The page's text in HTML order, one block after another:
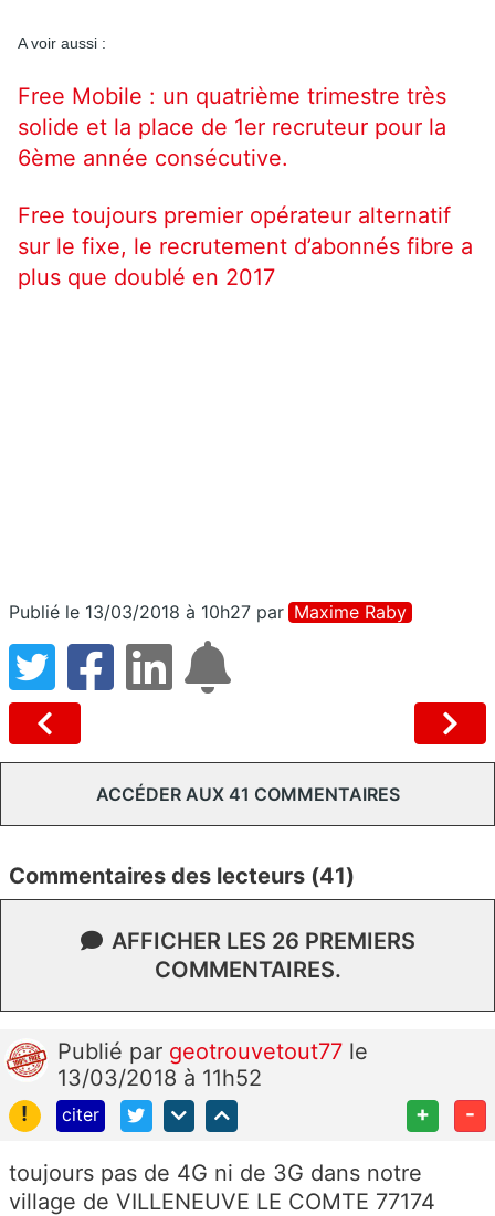
A voir aussi :
Free Mobile : un quatrième trimestre très
solide et la place de 1er recruteur pour la
6ème année consécutive.
Free toujours premier opérateur alternatif
sur le fixe, le recrutement d’abonnés fibre a
plus que doublé en 2017
Publié le 13/03/2018 à 10h27 par Maxime Raby
ACCÉDER AUX 41 COMMENTAIRES
Commentaires des lecteurs (41)
AFFICHER LES 26 PREMIERS
COMMENTAIRES.
Publié par geotrouvetout77 le
13/03/2018 à 11h52
!
citer + -
toujours pas de 4G ni de 3G dans notre
village de VILLENEUVE LE COMTE 77174